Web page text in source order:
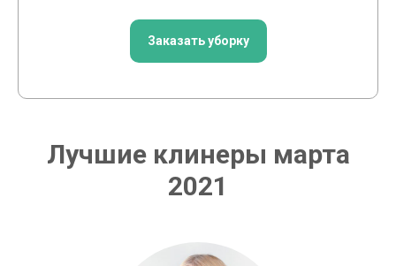
Заказать уборку
Лучшие клинеры марта
2021